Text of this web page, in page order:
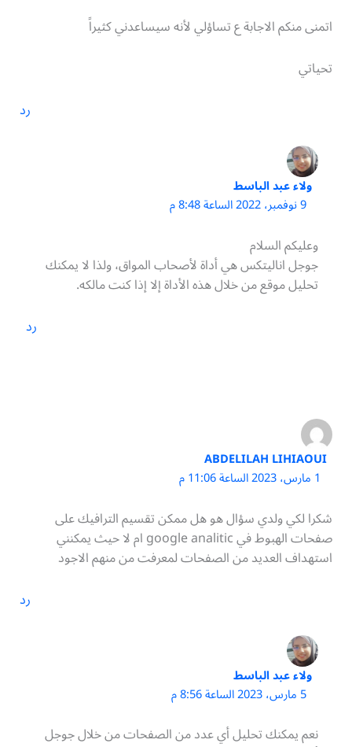
اتمنى منكم الاجابة ع تساؤلي لأنه سيساعدني كثيراً
تحياتي
رد
ولاء عبد الباسط
9 نوفمبر، 2022 الساعة 8:48 م
وعليكم السلام
جوجل اناليتكس هي أداة لأصحاب المواق، ولذا لا يمكنك
تحليل موقع من خلال هذه الأداة إلا إذا كنت مالكه.
رد
ABDELILAH LIHIAOUI
1 مارس، 2023 الساعة 11:06 م
شكرا لكي ولدي سؤال هو هل ممكن تقسيم الترافيك على
صفحات الهبوط في google analitic ام لا حيث يمكنني
استهداف العديد من الصفحات لمعرفت من منهم الاجود
رد
ولاء عبد الباسط
5 مارس، 2023 الساعة 8:56 م
نعم يمكنك تحليل أي عدد من الصفحات من خلال جوجل